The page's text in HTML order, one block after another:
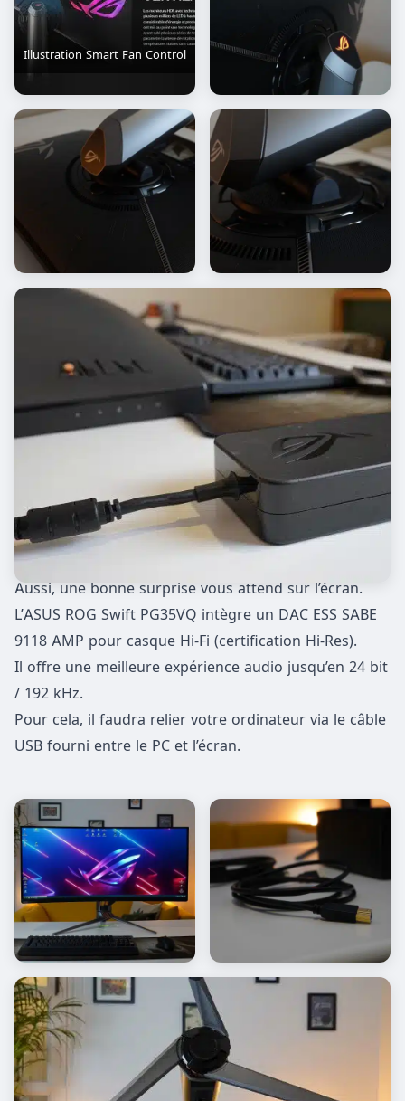
Illustration Smart Fan Control
Aussi, une bonne surprise vous attend sur l’écran.
L’ASUS ROG Swift PG35VQ intègre un DAC ESS SABE
9118 AMP pour casque Hi-Fi (certification Hi-Res).
Il offre une meilleure expérience audio jusqu’en 24 bit
/ 192 kHz.
Pour cela, il faudra relier votre ordinateur via le câble
USB fourni entre le PC et l’écran.